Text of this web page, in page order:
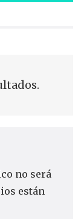
no será
están